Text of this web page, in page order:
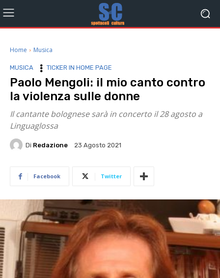
Home Musica
MUSICA TICKER IN HOME PAGE
Paolo Mengoli: il mio canto contro
la violenza sulle donne
Il cantante bolognese sarà in concerto il 28 agosto a
Linguaglossa
Di Redazione 23 Agosto 2021
Facebook Twitter